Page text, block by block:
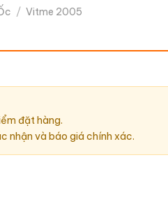
/ Vitme 2005
đặt hàng.
nhận và báo giá chính xác.